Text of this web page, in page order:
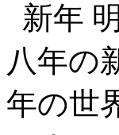
新年
八年の
年の世